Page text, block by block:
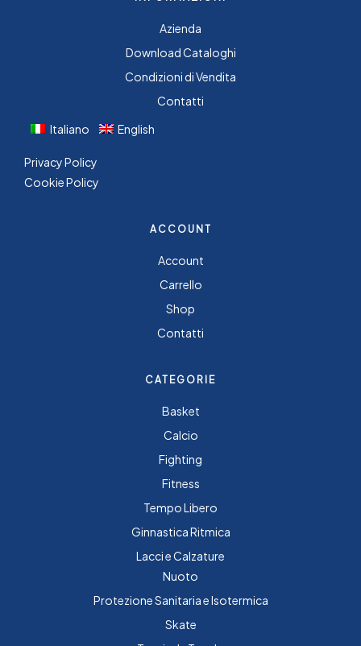
Azienda
Download Cataloghi
Condizioni di Vendita
Contatti
Italiano
English
Privacy Policy
Cookie Policy
ACCOUNT
Account
Carrello
Shop
Contatti
CATEGORIE
Basket
Calcio
Fighting
Fitness
Tempo Libero
Ginnastica Ritmica
Lacci e Calzature
Nuoto
Protezione Sanitaria e Isotermica
Skate